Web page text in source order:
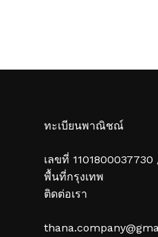
ทะเบียนพาณิชณ์
เลขที่
พื้นที่กรุงเทพ
ติดต่อเรา